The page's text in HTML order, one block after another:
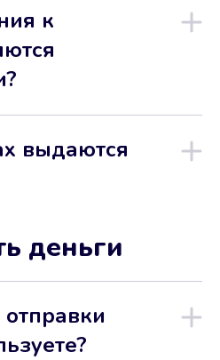
к
выдаются
деньги